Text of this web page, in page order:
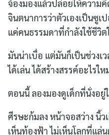
จ้องมองแล้วปล่อยให้ความ
จินตนาการว่าตัวเองเป็นซูเ
แค่คนธรรมดาที่กำลังใช้ชีวิ
มันน่าเบื่อ แต่มันก็เป็นช่วง
ได้เล่น ได้สร้างสรรค์อะไรให
ตอนนี้ ลองมองดูเด็กที่นั่งอยู่
ศีรษะก้มลง หน้าจอสว่าง นิ้ว
เห็นท้องฟ้า ไม่เห็นโลกที่แล่